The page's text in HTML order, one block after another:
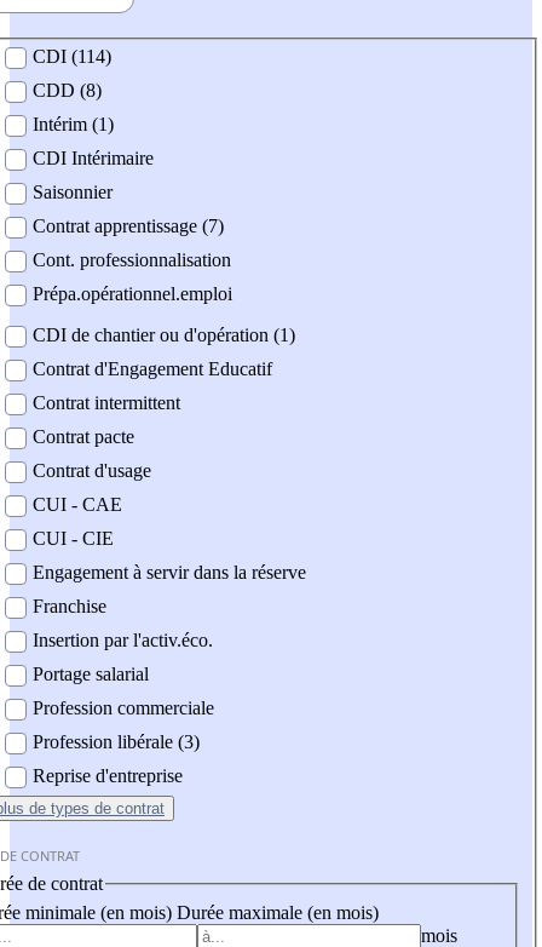
contrat
CDI (114)
CDD (8)
Intérim (1)
CDI Intérimaire
Saisonnier
Contrat apprentissage (7)
Cont. professionnalisation
Prépa.opérationnel.emploi
CDI de chantier ou d'opération (1)
Contrat d'Engagement Educatif
Contrat intermittent
Contrat pacte
Contrat d'usage
CUI - CAE
CUI - CIE
Engagement à servir dans la réserve
Franchise
Insertion par l'activ.éco.
Portage salarial
Profession commerciale
Profession libérale (3)
Reprise d'entreprise
de types de contrat
CONTRAT
de contrat
minimale (en mois) Durée maximale (en mois)
mois